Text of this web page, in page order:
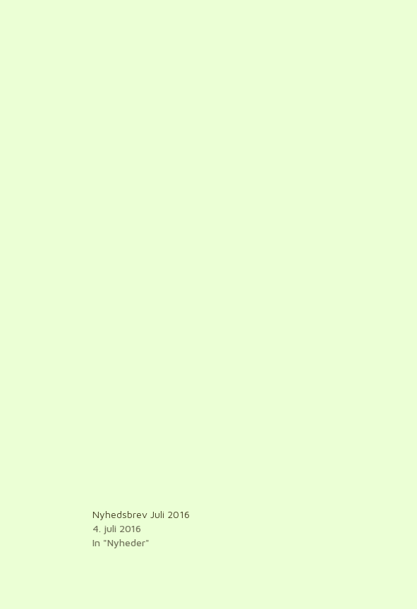
Nyhedsbrev Juli 2016
4. juli 2016
In "Nyheder"